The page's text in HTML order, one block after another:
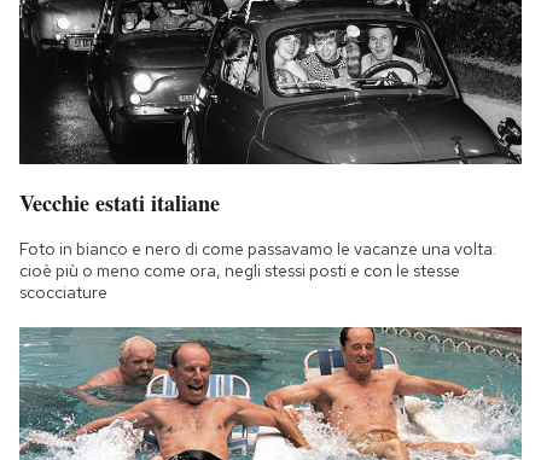
Vecchie estati italiane
Foto in bianco e nero di come passavamo le vacanze una volta:
cioè più o meno come ora, negli stessi posti e con le stesse
scocciature